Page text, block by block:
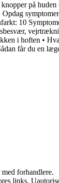
på huden
Opdag
10
i hoften •
får du en
forhandlere.
links.